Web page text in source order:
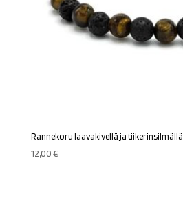
Rannekoru laavakivellä ja tiikerinsilmällä
12,00€